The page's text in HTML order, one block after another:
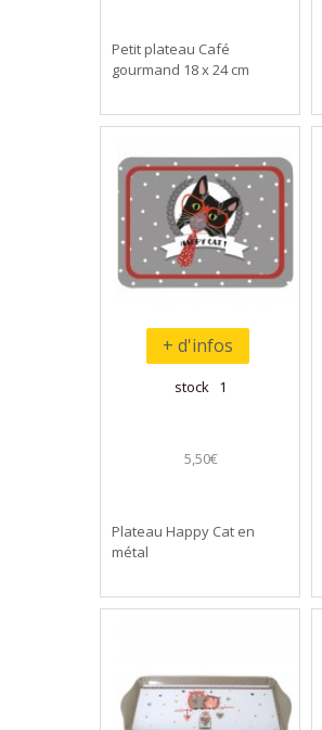
Petit plateau Café
gourmand 18 x 24 cm
+ d'infos
stock 1
5,50€
Plateau Happy Cat en
métal